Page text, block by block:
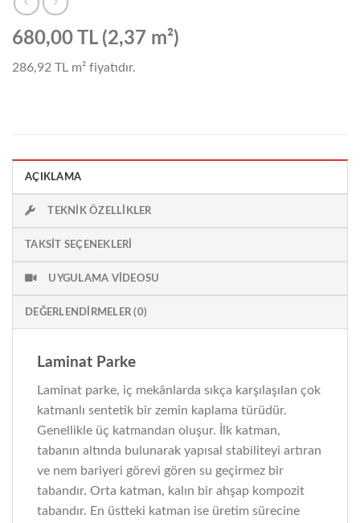
680,00 TL (2,37 m²)
286,92 TL m² fiyatıdır.
AÇIKLAMA
TEKNIK ÖZELLIKLER
TAKSIT SEÇENEKLERI
UYGULAMA VIDEOSU
DEĞERLENDIRMELER (0)
Laminat Parke
Laminat parke, iç mekânlarda sıkça karşılaşılan çok
katmanlı sentetik bir zemin kaplama türüdür.
Genellikle üç katmandan oluşur. İlk katman,
tabanın altında bulunarak yapısal stabiliteyi artıran
ve nem bariyeri görevi gören su geçirmez bir
tabandır. Orta katman, kalın bir ahşap kompozit
tabandır. En üstteki katman ise üretim sürecine